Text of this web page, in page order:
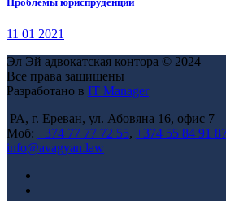
11 01 2021
Эл Эй адвокатская контора © 2024
Все права защищены
Разработано в IT Manager
РА, г. Ереван, ул. Абовяна 16, офис 7
Моб: +374 77 77 72 55, +374 55 84 91
info@avagyan.law